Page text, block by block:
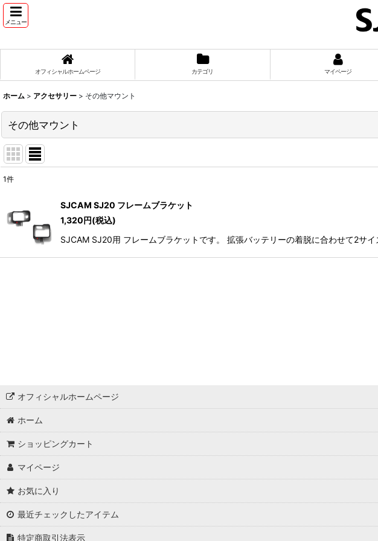
メニュー
オフィシャルホームページ カテゴリ マイページ
ホーム > アクセサリー > その他マウント
その他マウント
並び順:
1件
SJCAM SJ20 フレームブラケット
1,320円(税込)
SJCAM SJ20用 フレームブラケットです。 拡張バッテリーの着脱に合わせて2サイ
オフィシャルホームページ
ホーム
ショッピングカート
マイページ
お気に入り
最近チェックしたアイテム
特定商取引法表示